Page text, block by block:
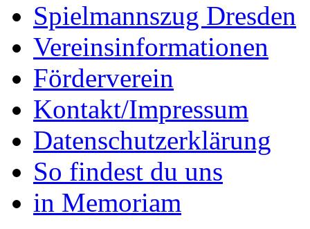
Spielmannszug Dresden
Vereinsinformationen
Förderverein
Kontakt/Impressum
Datenschutzerklärung
So findest du uns
in Memoriam